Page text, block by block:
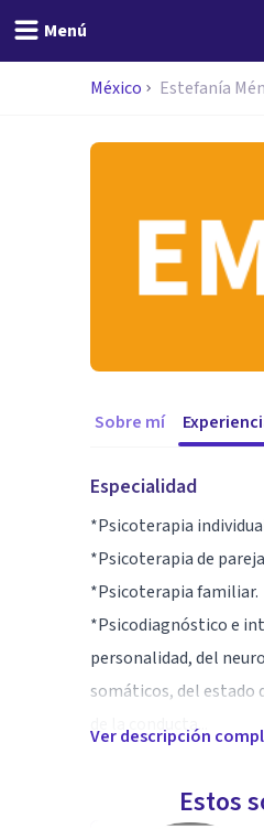
Menú
México Estefanía
Sobre mí
Especialidad
*Psicoterapia
*Psicoterapia de
*Psicoterapia familiar.
*Psicodiagnóstico e
personalidad, del
somáticos, del estado
de la conducta...
dinámica familiar,
*Desarrollo de
Ver descripción
Estos